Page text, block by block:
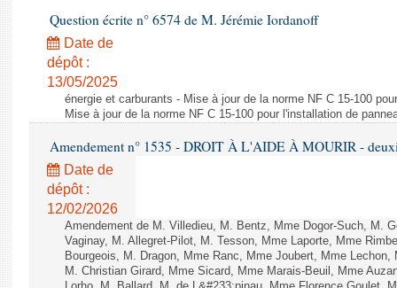
Question écrite n° 6574 de M. Jérémie Iordanoff
Date de
dépôt :
13/05/2025
énergie et carburants - Mise à jour de la norme NF C 15-100
Mise à jour de la norme NF C 15-100 pour l'installation de
Amendement n° 1535 - DROIT À L'AIDE À MOURIR -
Date de
dépôt :
12/02/2026
Amendement de M. Villedieu, M. Bentz, Mme Dogor-Such, M.
Vaginay, M. Allegret-Pilot, M. Tesson, Mme Laporte, Mme
Bourgeois, M. Dragon, Mme Ranc, Mme Joubert, Mme
M. Christian Girard, Mme Sicard, Mme Marais-Beuil, Mme